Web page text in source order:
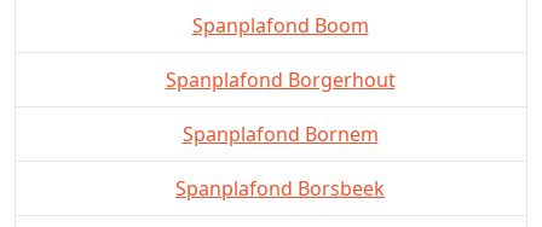
Spanplafond Boom
Spanplafond Borgerhout
Spanplafond Bornem
Spanplafond Borsbeek